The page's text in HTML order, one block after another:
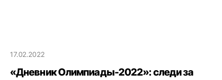
17.02.2022
«Дневник Олимпиады-2022»: следи за